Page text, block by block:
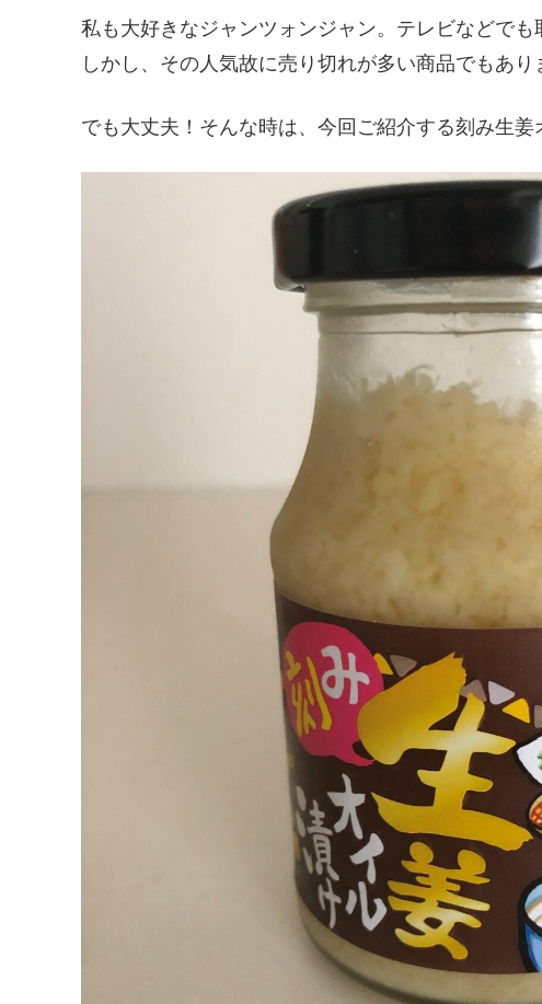
私も大好きなジャンツォンジャン。テレビなどで
しかし、その人気故に売り切れが多い商品でもあり
でも大丈夫！そんな時は、今回ご紹介する刻み生姜